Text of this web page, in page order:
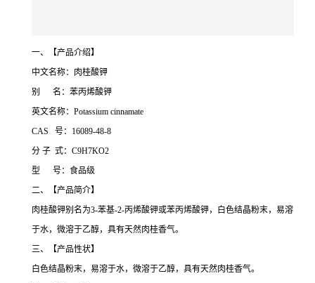
一、【产品介绍】
中文名称：肉桂酸钾
别 名：苯丙烯酸钾
英文名称：Potassium cinnamate
CAS 号：16089-48-8
分 子 式：C9H7KO2
型 号：食品级
二、【产品简介】
肉桂酸钾别名为3-苯基-2-丙烯酸钾或苯丙烯酸钾，白色结晶粉末，易溶
于水，微溶于乙醇，具有天然肉桂香气。
三、【产品性状】
白色结晶粉末，易溶于水，微溶于乙醇，具有天然肉桂香气。